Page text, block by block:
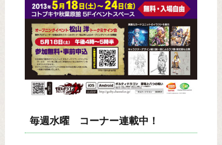
毎週水曜 コーナー連載中！